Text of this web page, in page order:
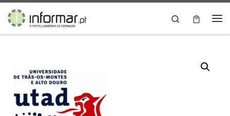
Skip to content
Search